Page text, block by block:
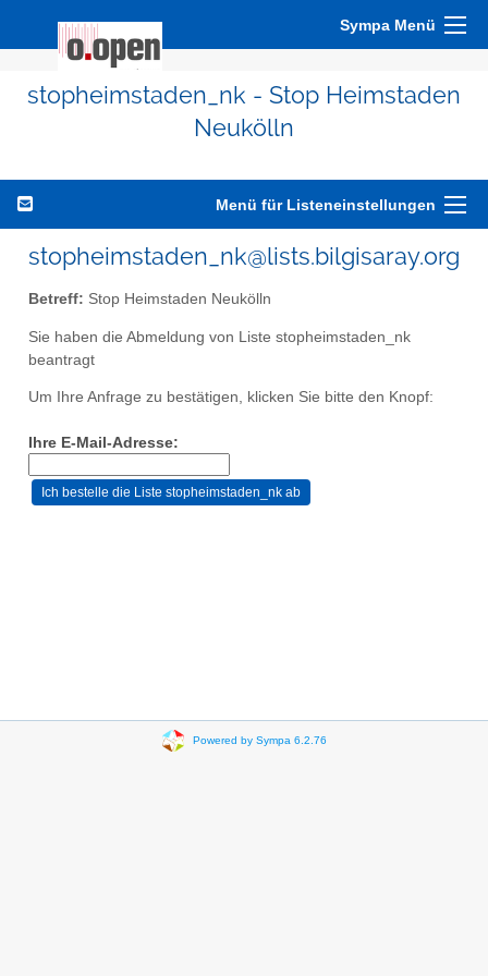
Sympa Menü
stopheimstaden_nk - Stop Heimstaden
Neukölln
Menü für Listeneinstellungen
stopheimstaden_nk@lists.bilgisaray.org
Betreff: Stop Heimstaden Neukölln
Sie haben die Abmeldung von Liste stopheimstaden_nk
beantragt
Um Ihre Anfrage zu bestätigen, klicken Sie bitte den Knopf:
Ihre E-Mail-Adresse:
Powered by Sympa 6.2.76